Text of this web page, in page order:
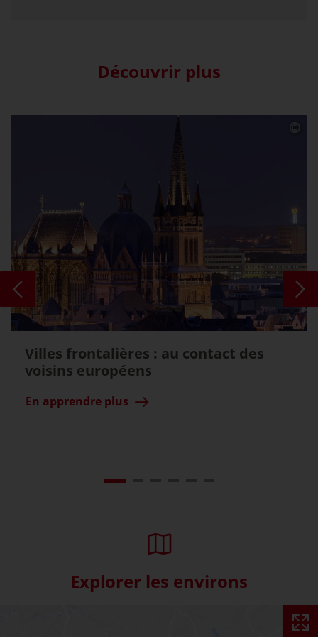
Découvrir plus
Villes frontalières : au contact des
voisins européens
En apprendre plus
Explorer les environs
Skip interactive map (Not